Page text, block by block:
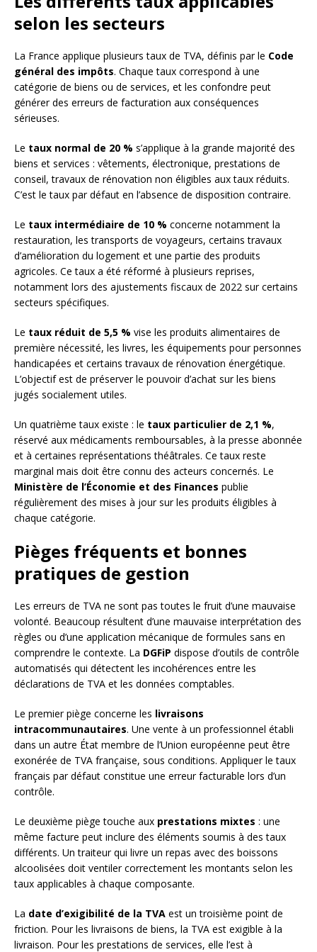
selon les secteurs
La France applique plusieurs taux de TVA, définis par le Code
général des impôts. Chaque taux correspond à une
catégorie de biens ou de services, et les confondre peut
générer des erreurs de facturation aux conséquences
sérieuses.
Le taux normal de 20 % s’applique à la grande majorité des
biens et services : vêtements, électronique, prestations de
conseil, travaux de rénovation non éligibles aux taux réduits.
C’est le taux par défaut en l’absence de disposition contraire.
Le taux intermédiaire de 10 % concerne notamment la
restauration, les transports de voyageurs, certains travaux
d’amélioration du logement et une partie des produits
agricoles. Ce taux a été réformé à plusieurs reprises,
notamment lors des ajustements fiscaux de 2022 sur certains
secteurs spécifiques.
Le taux réduit de 5,5 % vise les produits alimentaires de
première nécessité, les livres, les équipements pour personnes
handicapées et certains travaux de rénovation énergétique.
L’objectif est de préserver le pouvoir d’achat sur les biens
jugés socialement utiles.
Un quatrième taux existe : le taux particulier de 2,1 %,
réservé aux médicaments remboursables, à la presse abonnée
et à certaines représentations théâtrales. Ce taux reste
marginal mais doit être connu des acteurs concernés. Le
Ministère de l’Économie et des Finances publie
régulièrement des mises à jour sur les produits éligibles à
chaque catégorie.
Pièges fréquents et bonnes
pratiques de gestion
Les erreurs de TVA ne sont pas toutes le fruit d’une mauvaise
volonté. Beaucoup résultent d’une mauvaise interprétation des
règles ou d’une application mécanique de formules sans en
comprendre le contexte. La DGFiP dispose d’outils de contrôle
automatisés qui détectent les incohérences entre les
déclarations de TVA et les données comptables.
Le premier piège concerne les livraisons
intracommunautaires. Une vente à un professionnel établi
dans un autre État membre de l’Union européenne peut être
exonérée de TVA française, sous conditions. Appliquer le taux
français par défaut constitue une erreur facturable lors d’un
contrôle.
Le deuxième piège touche aux prestations mixtes : une
même facture peut inclure des éléments soumis à des taux
différents. Un traiteur qui livre un repas avec des boissons
alcoolisées doit ventiler correctement les montants selon les
taux applicables à chaque composante.
La date d’exigibilité de la TVA est un troisième point de
friction. Pour les livraisons de biens, la TVA est exigible à la
livraison. Pour les prestations de services, elle l’est à